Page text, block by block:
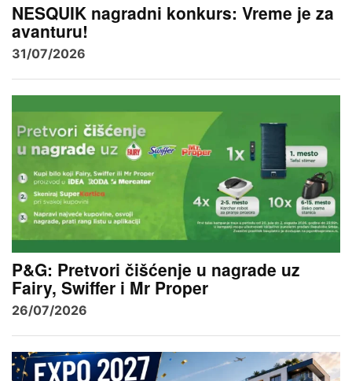
NESQUIK nagradni konkurs: Vreme je za
avanturu!
31/07/2026
P&G: Pretvori čišćenje u nagrade uz
Fairy, Swiffer i Mr Proper
26/07/2026